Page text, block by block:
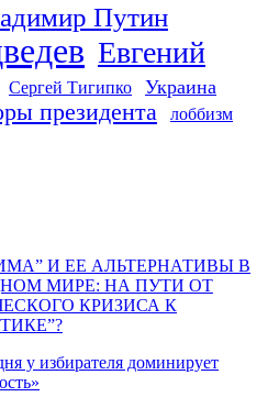
Путин
Евгений
Сергей Тигипко Украина
президента лоббизм
И ЕЕ АЛЬТЕРНАТИВЫ В
МИРЕ: НА ПУТИ ОТ
КРИЗИСА К
у избирателя доминирует